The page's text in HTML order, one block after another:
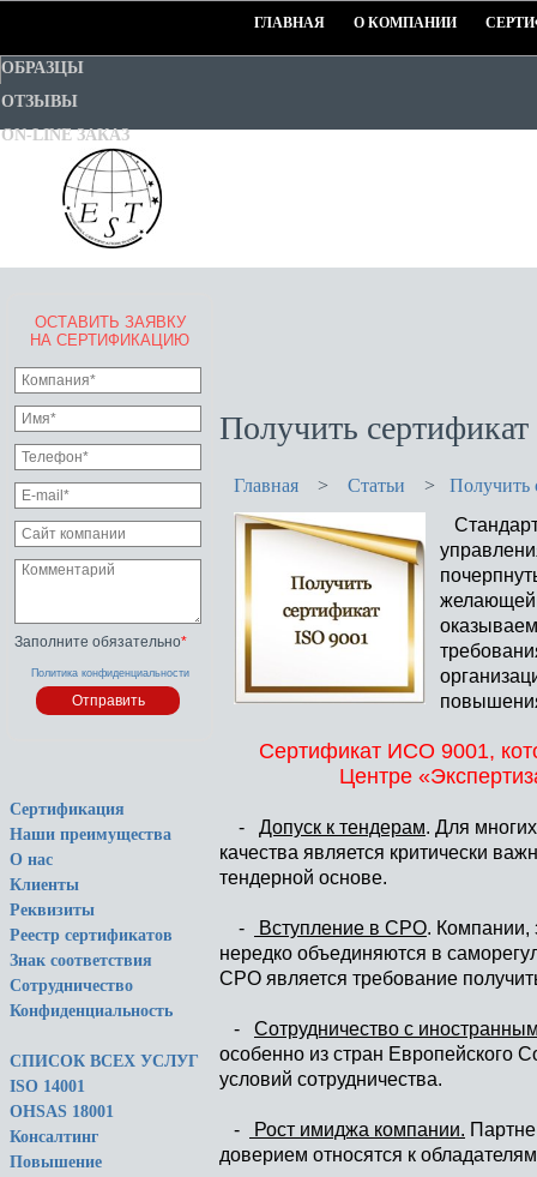
ГЛАВНАЯ О КОМПАНИИ
ОБРАЗЦЫ
ОТЗЫВЫ
ON-LINE ЗАКАЗ
ОСТАВИТЬ ЗАЯВКУ
НА СЕРТИФИКАЦИЮ
Заполните обязательно*
Политика конфиденциальности
Сертификация
Наши преимущества
О нас
Клиенты
Реквизиты
Реестр сертификатов
Знак соответствия
Сотрудничество
Конфиденциальность
СПИСОК ВСЕХ УСЛУГ
ISO 14001
OHSAS 18001
Консалтинг
Повышение
Получить
Главная > Статьи > Получить
желающей
Сертификат ИСО 9001,
Центре
- Допуск к тендерам. Для
качества является критически
тендерной основе.
- Вступление в СРО. Компании,
нередко объединяются в
СРО является требование
- Сотрудничество с
особенно из стран Европейского
условий сотрудничества.
- Рост имиджа компании.
доверием относятся к